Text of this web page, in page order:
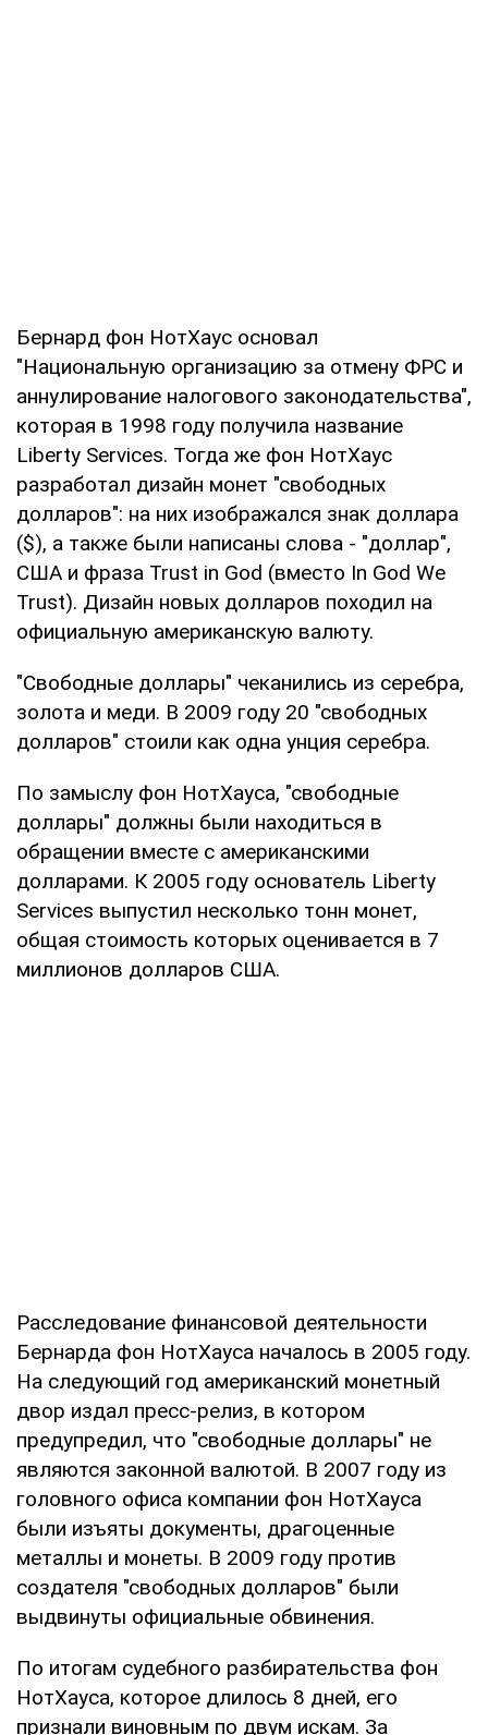
Бернард фон НотХаус основал
"Национальную организацию за отмену ФРС и
аннулирование налогового законодательства",
которая в 1998 году получила название
Liberty Services. Тогда же фон НотХаус
разработал дизайн монет "свободных
долларов": на них изображался знак доллара
($), а также были написаны слова - "доллар",
США и фраза Trust in God (вместо In God We
Trust). Дизайн новых долларов походил на
официальную американскую валюту.
"Свободные доллары" чеканились из серебра,
золота и меди. В 2009 году 20 "свободных
долларов" стоили как одна унция серебра.
По замыслу фон НотХауса, "свободные
доллары" должны были находиться в
обращении вместе с американскими
долларами. К 2005 году основатель Liberty
Services выпустил несколько тонн монет,
общая стоимость которых оценивается в 7
миллионов долларов США.
Расследование финансовой деятельности
Бернарда фон НотХауса началось в 2005 году.
На следующий год американский монетный
двор издал пресс-релиз, в котором
предупредил, что "свободные доллары" не
являются законной валютой. В 2007 году из
головного офиса компании фон НотХауса
были изъяты документы, драгоценные
металлы и монеты. В 2009 году против
создателя "свободных долларов" были
выдвинуты официальные обвинения.
По итогам судебного разбирательства фон
НотХауса, которое длилось 8 дней, его
признали виновным по двум искам. За